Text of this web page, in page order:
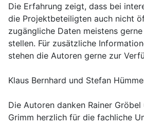
Die Erfahrung zeigt, dass bei
die Projektbeteiligten auch nicht
zugängliche Daten meistens
stellen. Für zusätzliche
stehen die Autoren gerne zur
Klaus Bernhard und Stefan
Die Autoren danken Rainer
Grimm herzlich für die fachliche